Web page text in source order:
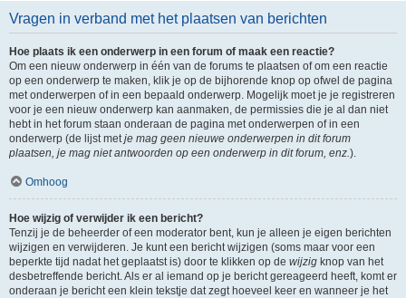
Vragen in verband met het plaatsen van berichten
Hoe plaats ik een onderwerp in een forum of maak een reactie?
Om een nieuw onderwerp in één van de forums te plaatsen of om een reactie
op een onderwerp te maken, klik je op de bijhorende knop op ofwel de pagina
met onderwerpen of in een bepaald onderwerp. Mogelijk moet je je registreren
voor je een nieuw onderwerp kan aanmaken, de permissies die je al dan niet
hebt in het forum staan onderaan de pagina met onderwerpen of in een
onderwerp (de lijst metje mag geen nieuwe onderwerpen in dit forum
plaatsen, je mag niet antwoorden op een onderwerp in dit forum, enz.).
Omhoog
Hoe wijzig of verwijder ik een bericht?
Tenzij je de beheerder of een moderator bent, kun je alleen je eigen berichten
wijzigen en verwijderen. Je kunt een bericht wijzigen (soms maar voor een
beperkte tijd nadat het geplaatst is) door te klikken op de wijzig knop van het
desbetreffende bericht. Als er al iemand op je bericht gereageerd heeft, komt er
onderaan je bericht een klein tekstje dat zegt hoeveel keer en wanneer je het